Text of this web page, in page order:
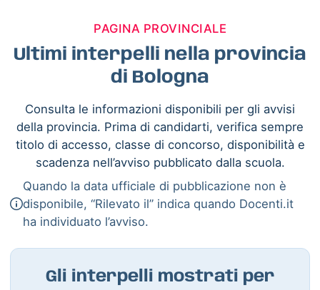
PAGINA PROVINCIALE
Ultimi interpelli nella provincia
di Bologna
Consulta le informazioni disponibili per gli avvisi
della provincia. Prima di candidarti, verifica sempre
titolo di accesso, classe di concorso, disponibilità e
scadenza nell’avviso pubblicato dalla scuola.
Quando la data ufficiale di pubblicazione non è
disponibile, “Rilevato il” indica quando Docenti.it
ha individuato l’avviso.
Gli interpelli mostrati per